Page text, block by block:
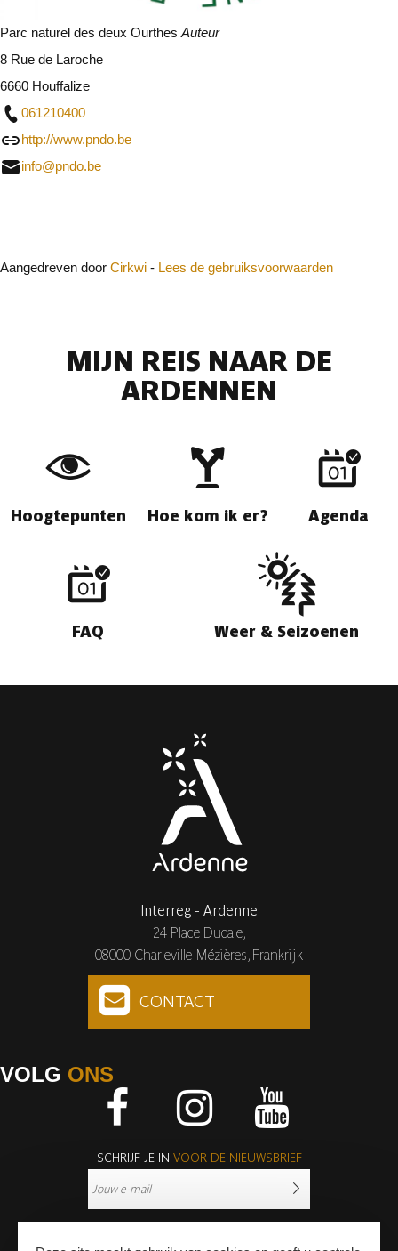
Parc naturel des deux Ourthes Auteur
8 Rue de Laroche
6660 Houffalize
061210400
http://www.pndo.be
info@pndo.be
Aangedreven door Cirkwi - Lees de gebruiksvoorwaarden
MIJN REIS NAAR DE
ARDENNEN
Hoogtepunten Hoe kom ik er? Agenda
FAQ Weer & Seizoenen
Interreg - Ardenne
24 Place Ducale,
08000 Charleville-Mézières, Frankrijk
CONTACT
VOLG ONS
SCHRIJF JE IN VOOR DE NIEUWSBRIEF